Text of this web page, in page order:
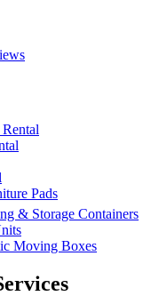
Pads
& Storage Containers
Moving Boxes